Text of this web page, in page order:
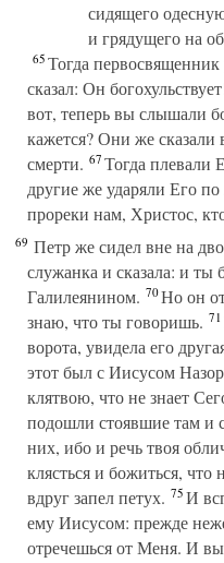
сидящего
и грядущего на
65Тогда
сказал: Он
вот, теперь вы слышали
кажется? Они же сказали
смерти. 67Тогда плевали
другие же ударяли Его
прореки нам, Христос,
69 Петр же сидел вне на
служанка и сказала: и
Галилеянином. 70Но он
знаю, что ты говоришь. 71
ворота, увидела его
этот был с Иисусом
клятвою, что не знает
подошли стоявшие там и
них, ибо и речь твоя
клясться и божиться, что
вдруг запел петух. 75И
ему Иисусом: прежде
отречешься от Меня. И